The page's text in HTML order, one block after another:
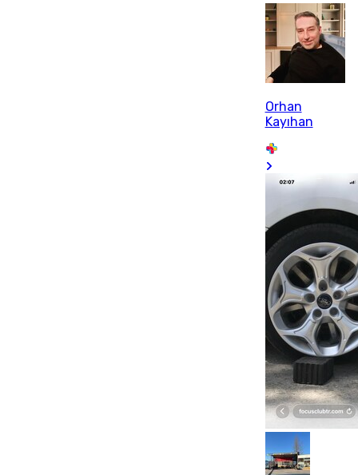
Orhan
Kayıhan